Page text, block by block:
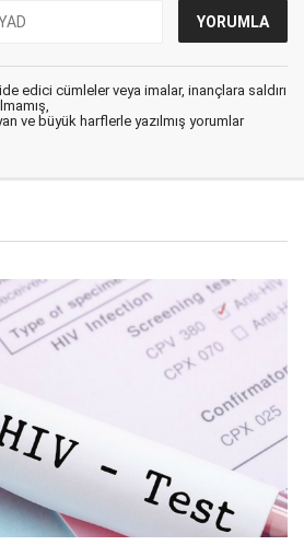
edici cümleler veya imalar, inançlara saldırı
ve büyük harflerle yazılmış yorumlar